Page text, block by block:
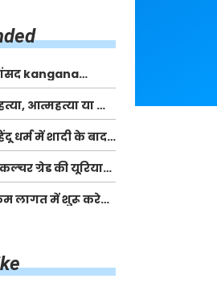
kangana
लड़की? Viral
CJP protest
आत्महत्या या कोई बड़ा राज?
Haryana
धर्म में शादी के बाद
है महिलाएं, किसने
ग्रेड की यूरिया
टेक्निकल ग्रेड में
कार्रवाई:
लागत में शुरू करे